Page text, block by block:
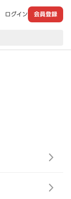
ログイン 会員登録